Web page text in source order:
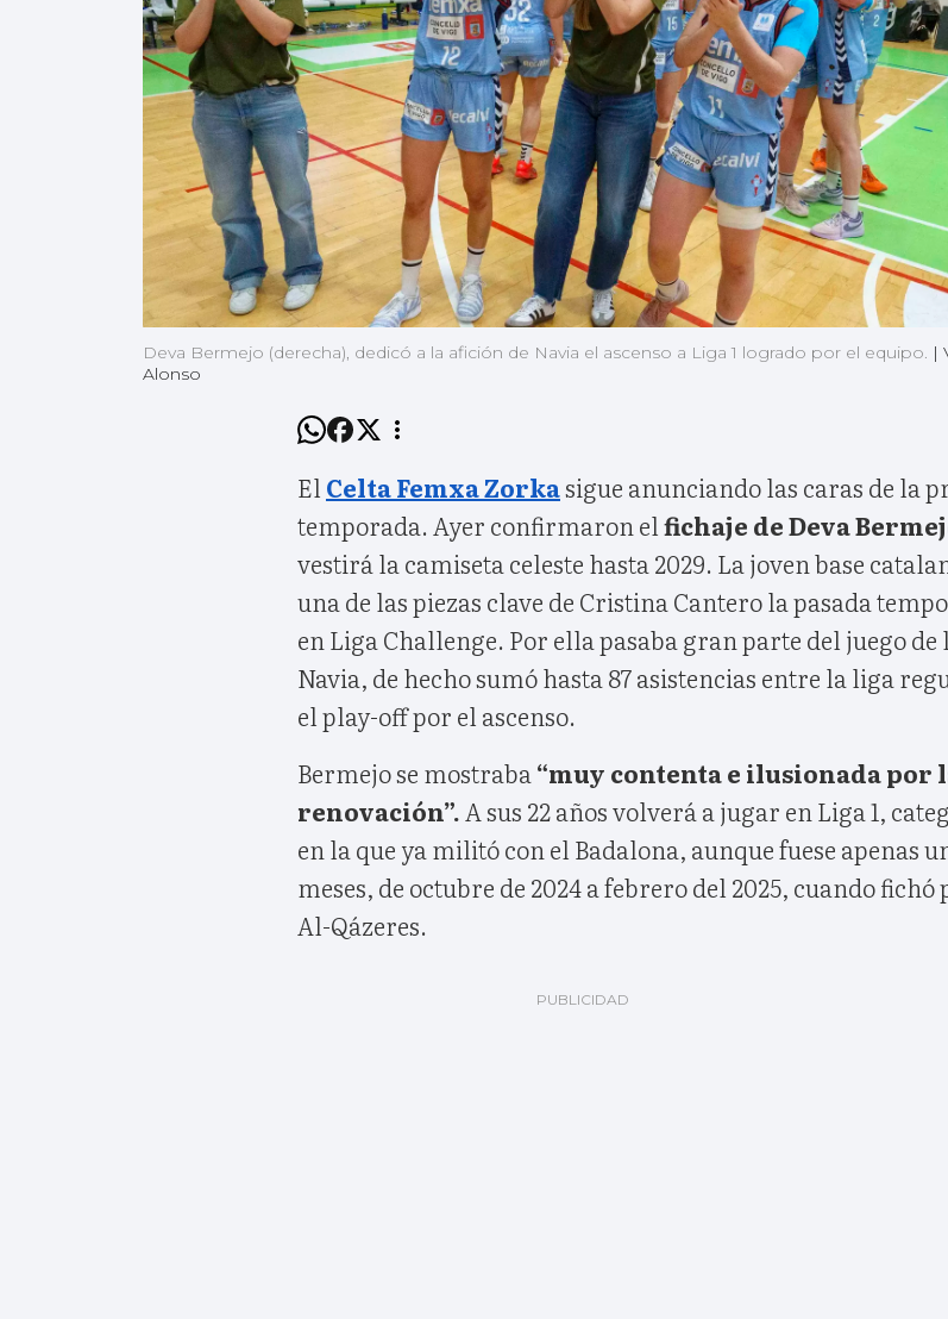
Deva Bermejo (derecha), dedicó a la afición de Navia el ascenso a Liga 1 logrado por el equipo. |
Alonso
El Celta Femxa Zorkasigue anunciando las caras de la
temporada. Ayer confirmaron el fichaje de Deva
vestirá la camiseta celeste hasta 2029. La joven base
una de las piezas clave de Cristina Cantero la pasada
en Liga Challenge. Por ella pasaba gran parte del juego de
Navia, de hecho sumó hasta 87 asistencias entre la liga
el play-off por el ascenso.
Bermejo se mostraba “muy contenta e ilusionada por
renovación”. A sus 22 años volverá a jugar en Liga 1,
en la que ya militó con el Badalona, aunque fuese apenas
meses, de octubre de 2024 a febrero del 2025, cuando fichó
Al-Qázeres.